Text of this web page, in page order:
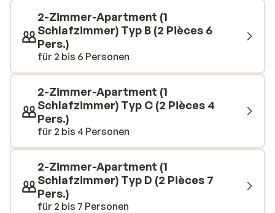
2-Zimmer-Apartment (1
Schlafzimmer) Typ B (2 Pièces 6
Pers.)
für 2 bis 6 Personen
2-Zimmer-Apartment (1
Schlafzimmer) Typ C (2 Pièces 4
Pers.)
für 2 bis 4 Personen
2-Zimmer-Apartment (1
Schlafzimmer) Typ D (2 Pièces 7
Pers.)
für 2 bis 7 Personen